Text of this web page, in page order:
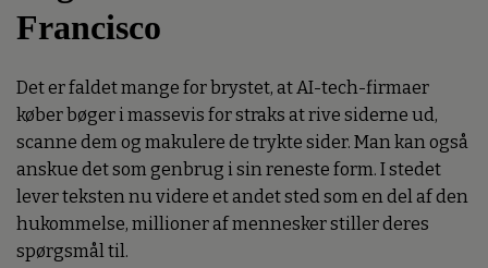
Francisco
Det er faldet mange for brystet, at AI-tech-firmaer
køber bøger i massevis for straks at rive siderne ud,
scanne dem og makulere de trykte sider. Man kan også
anskue det som genbrug i sin reneste form. I stedet
lever teksten nu videre et andet sted som en del af den
hukommelse, millioner af mennesker stiller deres
spørgsmål til.